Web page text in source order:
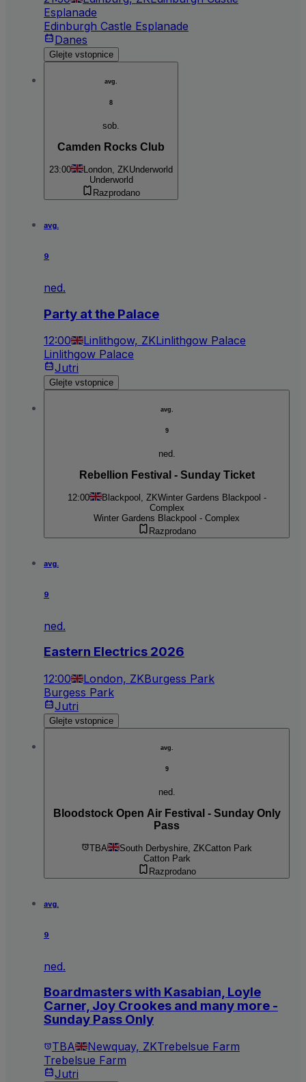
Esplanade
Edinburgh Castle Esplanade
Danes
Glejte vstopnice
avg.
8
sob.
Camden Rocks Club
23:00 London, ZKUnderworld
Underworld
Razprodano
avg.
9
ned.
Party at the Palace
12:00 Linlithgow, ZKLinlithgow Palace
Linlithgow Palace
Jutri
Glejte vstopnice
avg.
9
ned.
Rebellion Festival - Sunday Ticket
12:00 Blackpool, ZKWinter Gardens Blackpool -
Complex
Winter Gardens Blackpool - Complex
Razprodano
avg.
9
ned.
Eastern Electrics 2026
12:00 London, ZKBurgess Park
Burgess Park
Jutri
Glejte vstopnice
avg.
9
ned.
Bloodstock Open Air Festival - Sunday Only
Pass
TBA South Derbyshire, ZKCatton Park
Catton Park
Razprodano
avg.
9
ned.
Boardmasters with Kasabian, Loyle
Carner, Joy Crookes and many more -
Sunday Pass Only
TBA Newquay, ZKTrebelsue Farm
Trebelsue Farm
Jutri